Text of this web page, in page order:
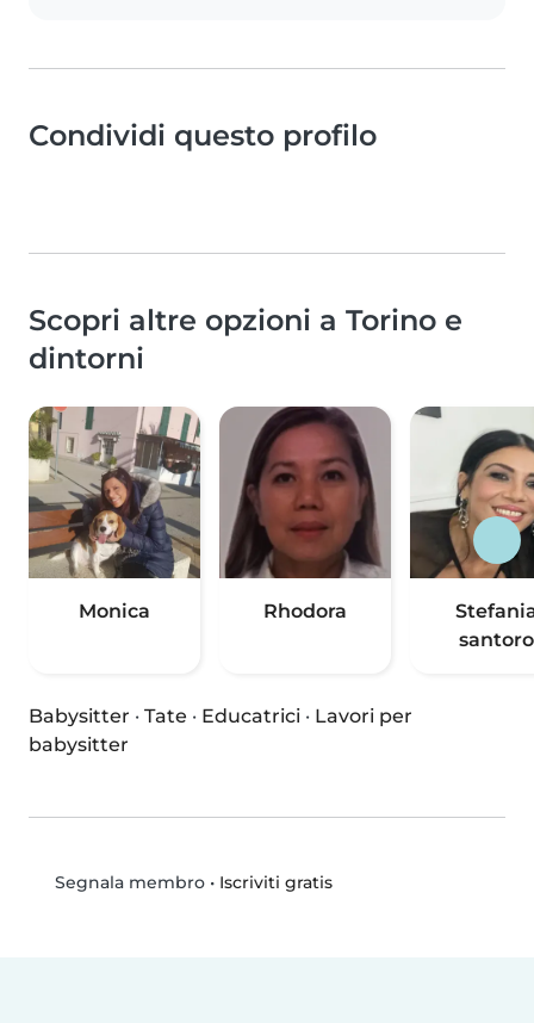
Condividi questo profilo
Scopri altre opzioni a Torino e
dintorni
Monica Rhodora
santoro
Babysitter · Tate · Educatrici · Lavori per
babysitter
Segnala membro• Iscriviti gratis